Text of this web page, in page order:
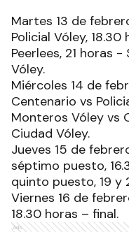
Martes 13 de
Policial Vóley,
Peerlees, 21 horas
Vóley.
Miércoles 14 de
Centenario vs
Monteros Vóley vs
Ciudad Vóley.
Jueves 15 de
séptimo puesto,
quinto puesto, 19 y
Viernes 16 de
18.30 horas – final.
Ads